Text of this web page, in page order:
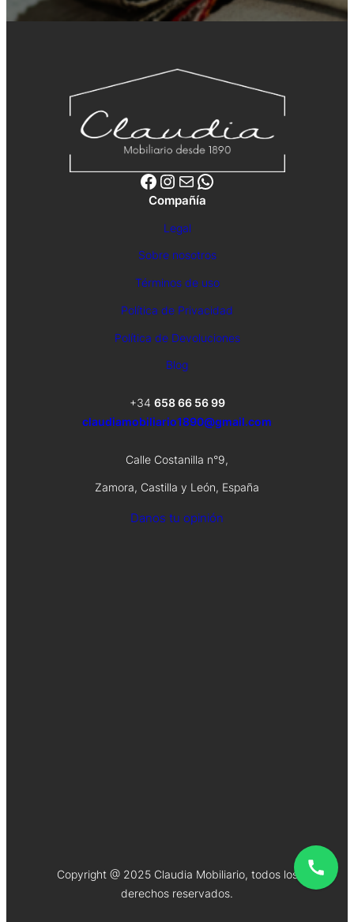
Facebook InstagramCorreo electrónico WhatsApp
Compañía
Legal
Sobre nosotros
Términos de uso
Política de Privacidad
Política de Devoluciones
Blog
+34 658 66 56 99
claudiamobiliario1890@gmail.com
Calle Costanilla n°9,
Zamora, Castilla y León, España
Danos tu opinión
Copyright @ 2025 Claudia Mobiliario, todos los
derechos reservados.